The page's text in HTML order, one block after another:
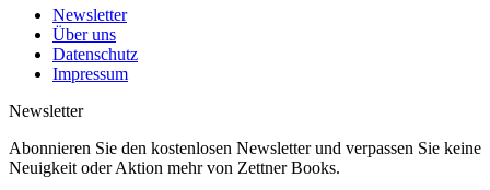
Newsletter
Über uns
Datenschutz
Impressum
Newsletter
Abonnieren Sie den kostenlosen Newsletter und verpassen Sie keine
Neuigkeit oder Aktion mehr von Zettner Books.